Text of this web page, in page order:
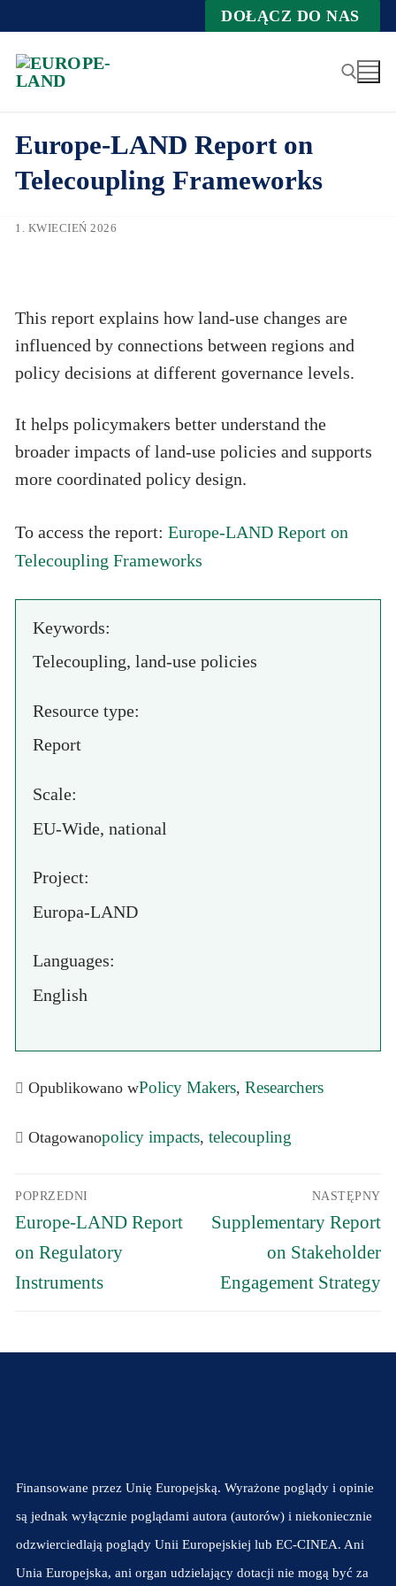
Inhalt
springen
DOŁĄCZ DO NAS
Europe-LAND Report on
Telecoupling Frameworks
1. KWIECIEŃ 2026
This report explains how land-use changes are
influenced by connections between regions and
policy decisions at different governance levels.
It helps policymakers better understand the
broader impacts of land-use policies and supports
more coordinated policy design.
To access the report:Europe-LAND Report on
Telecoupling Frameworks
Keywords:
Telecoupling, land-use policies
Resource type:
Report
Scale:
EU-Wide, national
Project:
Europa-LAND
Languages:
English
Opublikowano wPolicy Makers,Researchers
Otagowanopolicy impacts,telecoupling
wpisu
POPRZEDNI
Poprzedni
wpis:
Europe-LAND Report
on Regulatory
Instruments
NASTĘPNY
Następny
Supplementary Report
on Stakeholder
Engagement Strategy
Finansowane przez Unię Europejską. Wyrażone poglądy i opinie
są jednak wyłącznie poglądami autora (autorów) i niekoniecznie
odzwierciedlają poglądy Unii Europejskiej lub EC-CINEA. Ani
Unia Europejska, ani organ udzielający dotacji nie mogą być za